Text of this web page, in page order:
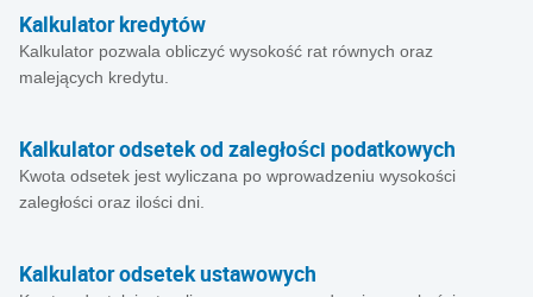
Kalkulator kredytów
Kalkulator pozwala obliczyć wysokość rat równych oraz
malejących kredytu.
Kalkulator odsetek od zaległości podatkowych
Kwota odsetek jest wyliczana po wprowadzeniu wysokości
zaległości oraz ilości dni.
Kalkulator odsetek ustawowych